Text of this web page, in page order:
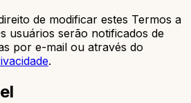
de modificar estes Termos a
usuários serão notificados de
por e-mail ou através do
.